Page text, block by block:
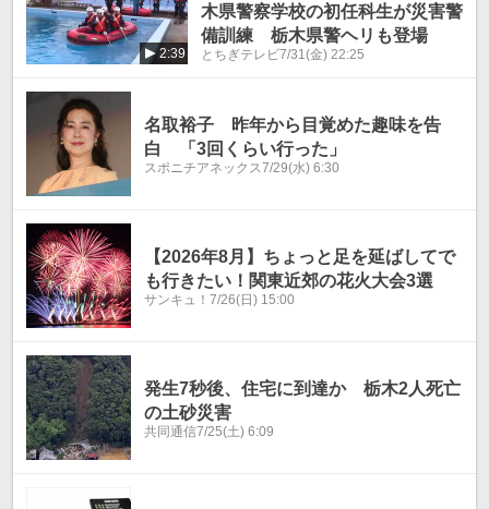
2:39
木県警察学校の初任科生が災害警
備訓練 栃木県警ヘリも登場
とちぎテレビ7/31(金) 22:25
名取裕子 昨年から目覚めた趣味を告
白 「3回くらい行った」
スポニチアネックス7/29(水) 6:30
【2026年8月】ちょっと足を延ばしてで
も行きたい！関東近郊の花火大会3選
サンキュ！ 7/26(日) 15:00
発生7秒後、住宅に到達か 栃木2人死亡
の土砂災害
共同通信7/25(土) 6:09